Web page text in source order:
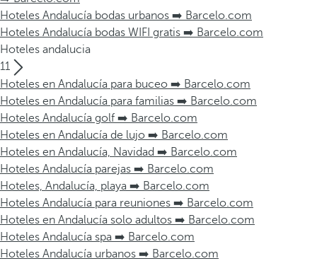
Hoteles Andalucía bodas urbanos ➡️ Barcelo.com
Hoteles Andalucía bodas WIFI gratis ➡️ Barcelo.com
Hoteles andalucia
11
Hoteles en Andalucía para buceo ➡️ Barcelo.com
Hoteles en Andalucía para familias ➡️ Barcelo.com
Hoteles Andalucía golf ➡️ Barcelo.com
Hoteles en Andalucía de lujo ➡️ Barcelo.com
Hoteles en Andalucía, Navidad ➡️ Barcelo.com
Hoteles Andalucía parejas ➡️ Barcelo.com
Hoteles, Andalucía, playa ➡️ Barcelo.com
Hoteles Andalucía para reuniones ➡️ Barcelo.com
Hoteles en Andalucía solo adultos ➡️ Barcelo.com
Hoteles Andalucía spa ➡️ Barcelo.com
Hoteles Andalucía urbanos ➡️ Barcelo.com